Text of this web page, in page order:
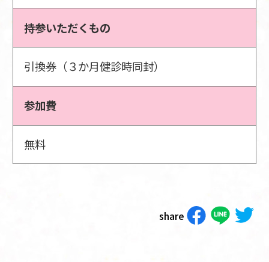
持参いただくもの
引換券（３か月健診時同封）
参加費
無料
share